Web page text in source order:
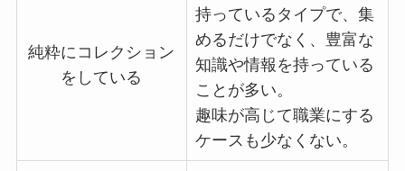
純粋にコレクション
をしている
持っているタイプで、集
めるだけでなく、豊富な
知識や情報を持っている
ことが多い。
趣味が高じて職業にする
ケースも少なくない。